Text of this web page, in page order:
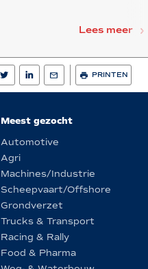
Lees meer
PRINTEN
Meest gezocht
Automotive
Agri
Machines/Industrie
Scheepvaart/Offshore
Grondverzet
Trucks & Transport
Racing & Rally
Food & Pharma